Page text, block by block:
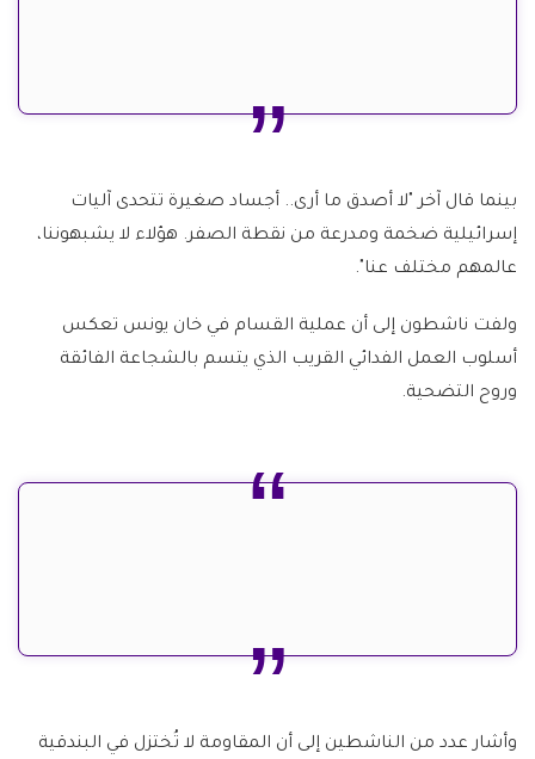
بينما قال آخر "لا أصدق ما أرى.. أجساد صغيرة تتحدى آليات
إسرائيلية ضخمة ومدرعة من نقطة الصفر. هؤلاء لا يشبهوننا،
عالمهم مختلف عنا".
ولفت ناشطون إلى أن عملية القسام في خان يونس تعكس
أسلوب العمل الفدائي القريب الذي يتسم بالشجاعة الفائقة
وروح التضحية.
وأشار عدد من الناشطين إلى أن المقاومة لا تُختزل في البندقية